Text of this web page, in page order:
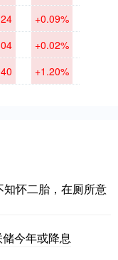
+0.09%
+0.02%
+1.20%
怀二胎，在厕所意
今年或降息